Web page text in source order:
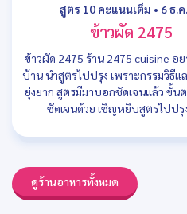
สูตร 10 คะแนนเต็ม • 6 ธ.
ข้าวผัด 2475
ข้าวผัด 2475 ร้าน 2475 cuisine อ
บ้าน นำสูตรไปปรุง เพราะกรรมวิธี
ยุ่งยาก สูตรมีมาบอกชัดเจนแล้ว ขั้น
ชัดเจนด้วย เชิญหยิบสูตรไปปรุ
ดูร้านอาหารทั้งหมด